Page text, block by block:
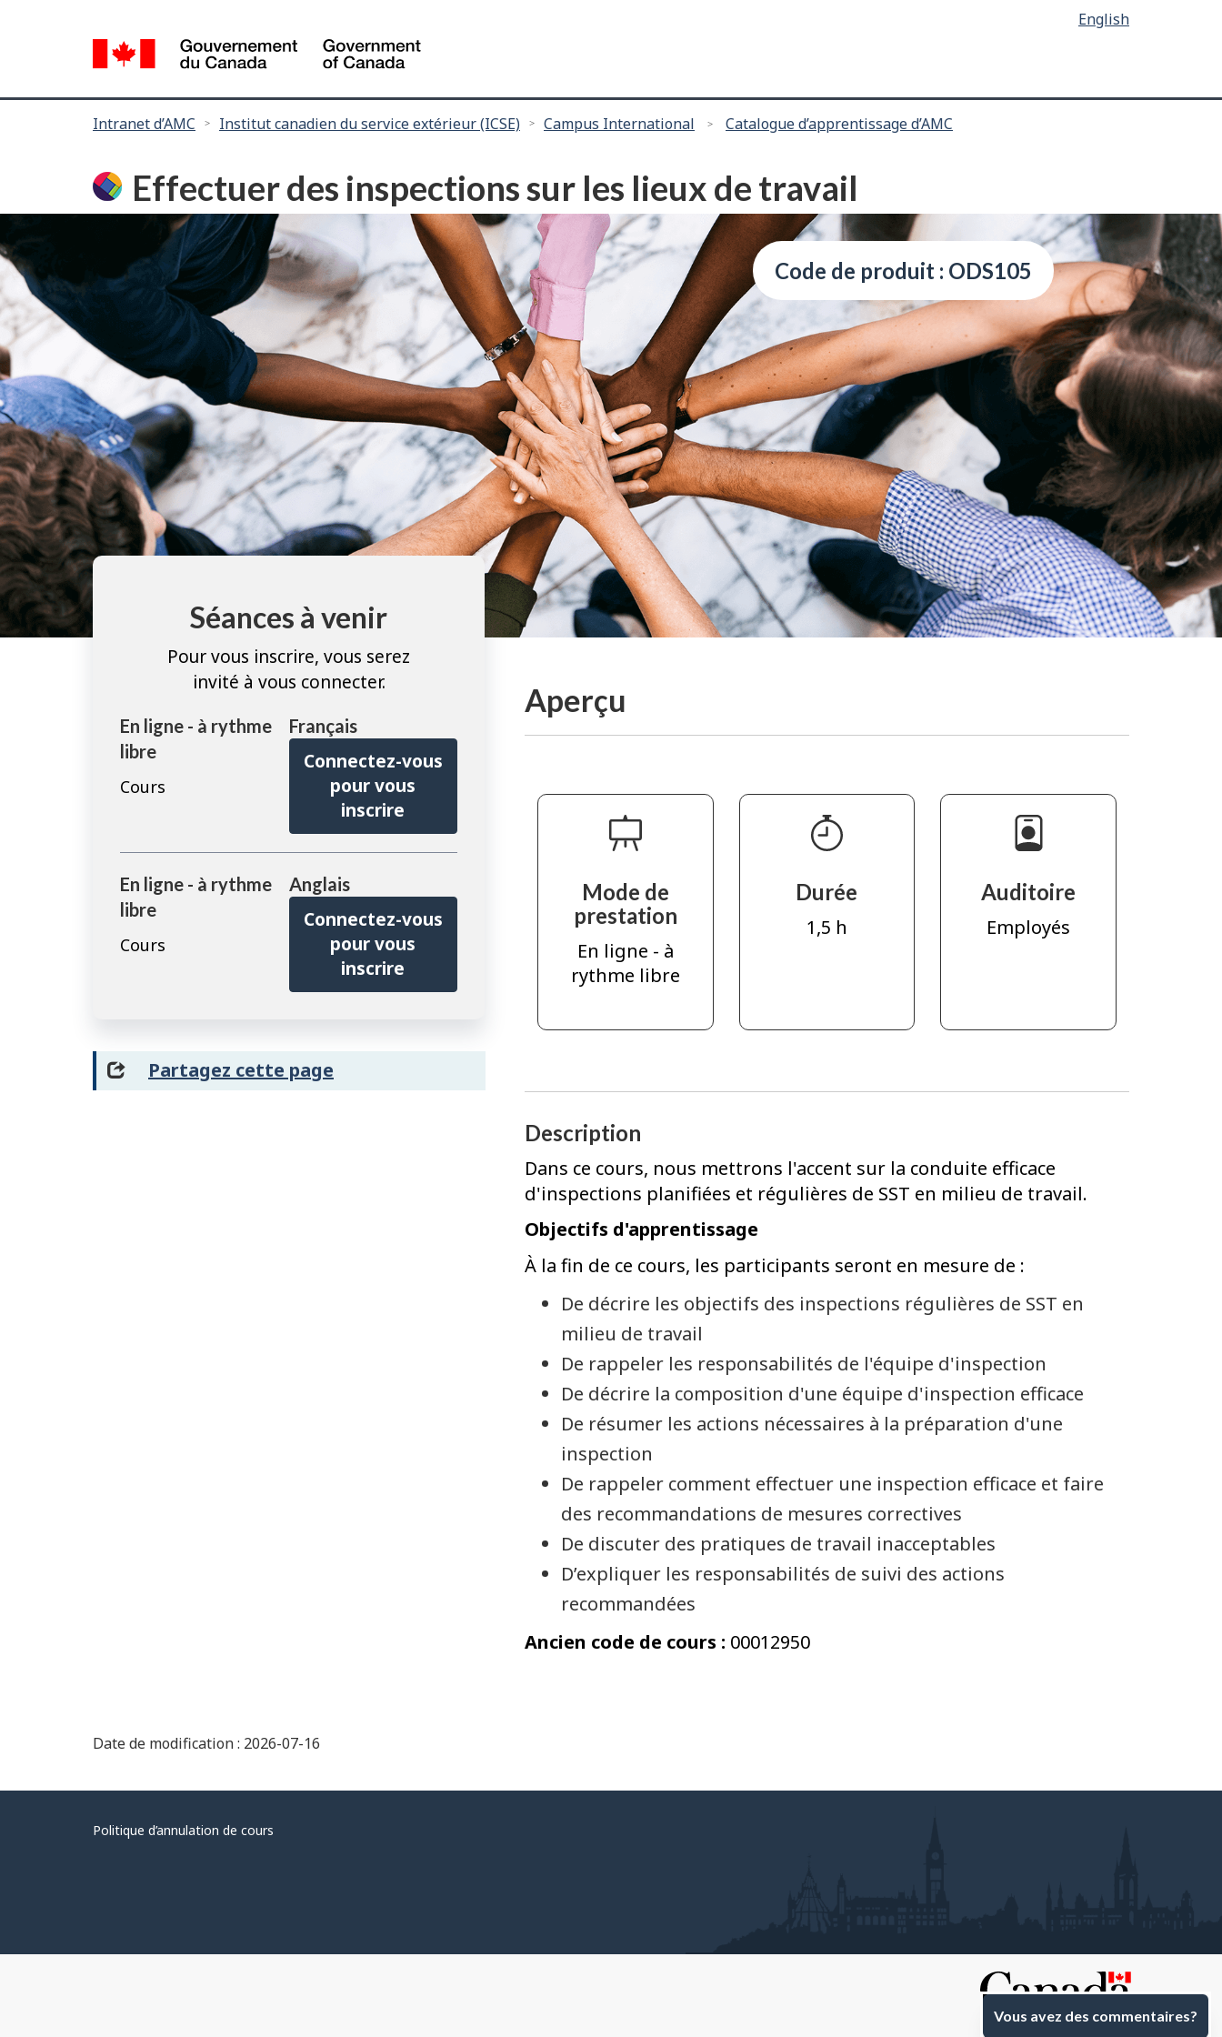
de
"
selection
English
Intranet d’AMC Institut canadien du service extérieur (ICSE) Campus International Catalogue d’apprentissage d’AMC
Effectuer des inspections sur les lieux de travail
Code de produit : ODS105
Séances à venir
Pour vous inscrire, vous serez
invité à vous connecter.
En ligne - à rythme
libre
Cours
Français
Connectez-vous
pour vous
inscrire
En ligne - à rythme
libre
Cours
Anglais
Connectez-vous
pour vous
inscrire
Partagez cette page
Aperçu
Mode de
prestation
En ligne - à
rythme libre
Durée
1,5 h
Auditoire
Employés
Description
Dans ce cours, nous mettrons l'accent sur la conduite efficace
d'inspections planifiées et régulières de SST en milieu de travail.
Objectifs d'apprentissage
À la fin de ce cours, les participants seront en mesure de :
De décrire les objectifs des inspections régulières de SST en
milieu de travail
De rappeler les responsabilités de l'équipe d'inspection
De décrire la composition d'une équipe d'inspection efficace
De résumer les actions nécessaires à la préparation d'une
inspection
De rappeler comment effectuer une inspection efficace et faire
des recommandations de mesures correctives
De discuter des pratiques de travail inacceptables
D’expliquer les responsabilités de suivi des actions
recommandées
Ancien code de cours : 00012950
Date de modification : 2026-07-16
Vous avez des commentaires?
Politique d’annulation de cours